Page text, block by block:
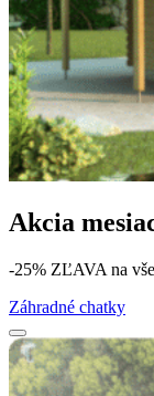
Akcia
-25% ZĽAVA na
Záhradné chatky